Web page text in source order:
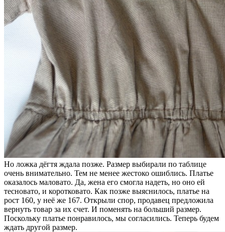
Но ложка дёгтя ждала позже. Размер выбирали по таблице
очень внимательно. Тем не менее жестоко ошиблись. Платье
оказалось маловато. Да, жена его смогла надеть, но оно ей
тесновато, и коротковато. Как позже выяснилось, платье на
рост 160, у неё же 167. Открыли спор, продавец предложила
вернуть товар за их счет. И поменять на больший размер.
Поскольку платье понравилось, мы согласились. Теперь будем
ждать другой размер.